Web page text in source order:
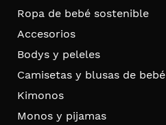
Ropa de bebé sostenible
Accesorios
Bodys y peleles
Camisetas y blusas de bebé
Kimonos
Monos y pijamas